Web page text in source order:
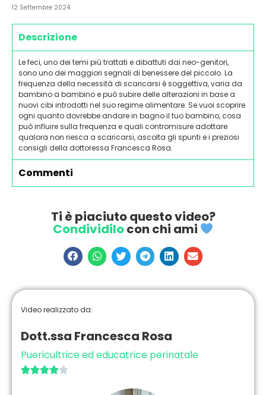
12 Settembre 2024
Descrizione
Le feci, uno dei temi più trattati e dibattuti dai neo-genitori,
sono uno dei maggiori segnali di benessere del piccolo. La
frequenza della necessità di scaricarsi è soggettiva, varia da
bambino a bambino e può subire delle alterazioni in base a
nuovi cibi introdotti nel suo regime alimentare. Se vuoi scoprire
ogni quanto dovrebbe andare in bagno il tuo bambino, cosa
può influire sulla frequenza e quali contromisure adottare
qualora non riesca a scaricarsi, ascolta gli spunti e i preziosi
consigli della dottoressa Francesca Rosa.
Commenti
Ti è piaciuto questo video?
Condividilocon chi ami
Video realizzato da:
Dott.ssa Francesca Rosa
Puericultrice ed educatrice perinatale
